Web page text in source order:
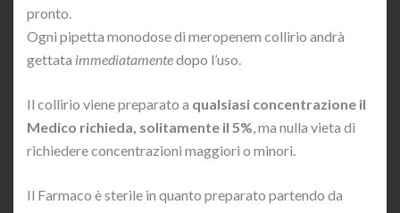
pronto.
Ogni pipetta monodose di meropenem collirio andrà
gettata immediatamentedopo l’uso.
Il collirio viene preparato a qualsiasi concentrazione il
Medico richieda, solitamente il 5%, ma nulla vieta di
richiedere concentrazioni maggiori o minori.
Il Farmaco è sterile in quanto preparato partendo da